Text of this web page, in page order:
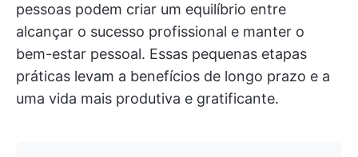
pessoas podem criar um equilíbrio entre
alcançar o sucesso profissional e manter o
bem-estar pessoal. Essas pequenas etapas
práticas levam a benefícios de longo prazo e a
uma vida mais produtiva e gratificante.